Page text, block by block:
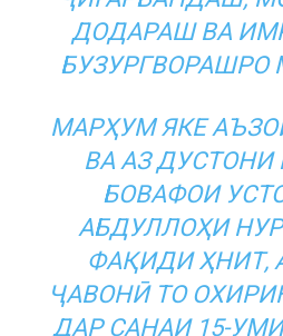
ДОДАРАШ ВА
БУЗУРГВОРАШРО
МАРҲУМ ЯКЕ
ВА АЗ ДУСТОНИ
БОВАФОИ
АБДУЛЛОҲИ
ФАҚИДИ ҲНИТ,
ҶАВОНӢ ТО
ДАР САНАИ 15-